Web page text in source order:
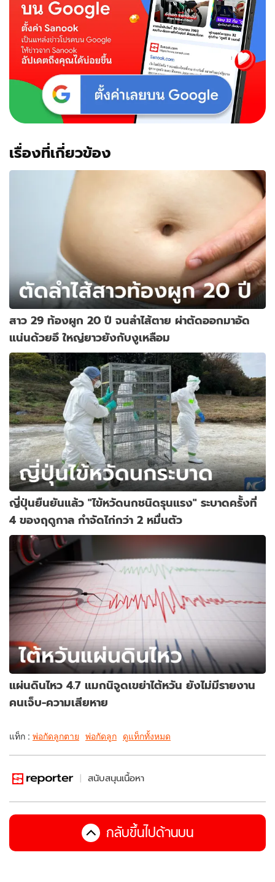
เรื่องที่เกี่ยวข้อง
สาว 29 ท้องผูก 20 ปี จนลำไส้ตาย ผ่าตัดออกมาอัด
แน่นด้วยอึ ใหญ่ยาวยังกับงูเหลือม
ญี่ปุ่นยืนยันแล้ว "ไข้หวัดนกชนิดรุนแรง" ระบาดครั้งที่
4 ของฤดูกาล กำจัดไก่กว่า 2 หมื่นตัว
แผ่นดินไหว 4.7 แมกนิจูดเขย่าไต้หวัน ยังไม่มีรายงาน
คนเจ็บ-ความเสียหาย
แท็ก : พ่อกัดลูกตาย พ่อกัดลูก ดูแท็กทั้งหมด
สนับสนุนเนื้อหา
กลับขึ้นไปด้านบน